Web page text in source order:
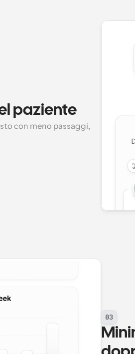
paziente
con meno passaggi,
03